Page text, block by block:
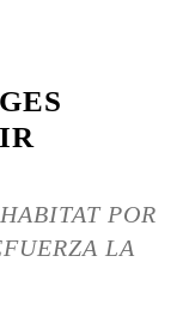
POR
LA